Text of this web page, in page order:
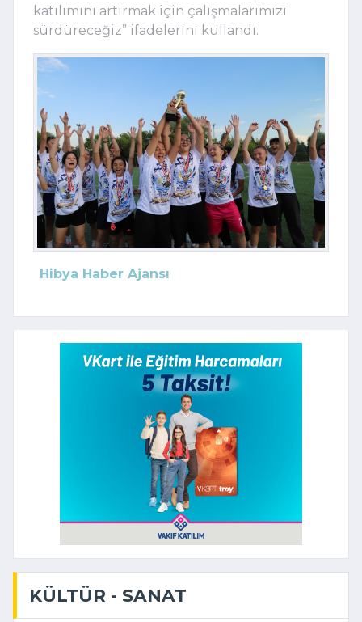
katılımını artırmak için çalışmalarımızı
sürdüreceğiz” ifadelerini kullandı.
Hibya Haber Ajansı
KÜLTÜR - SANAT